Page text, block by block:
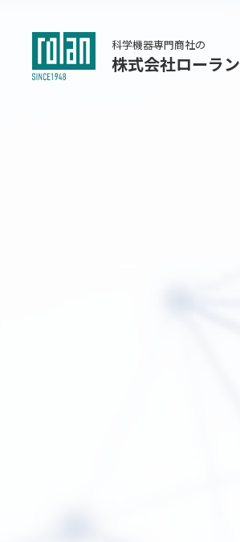
科学機器専門商社の
株式会社ローラン